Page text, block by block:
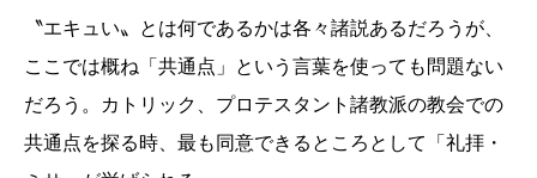
〝エキュい〟とは何であるかは各々諸説あるだろうが、
ここでは概ね「共通点」という言葉を使っても問題ない
だろう。カトリック、プロテスタント諸教派の教会での
共通点を探る時、最も同意できるところとして「礼拝・